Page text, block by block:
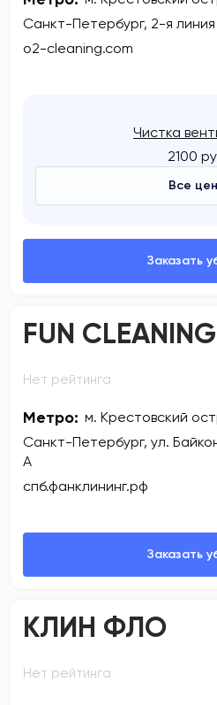
Санкт-Петербург, 2-я
o2-cleaning.com
Чистка
2100
Все
FUN CLEANING
Нет рейтинга
Метро: м. Крестовский
Санкт-Петербург, ул.
А
спб.фанклининг.рф
КЛИН ФЛО
Нет рейтинга